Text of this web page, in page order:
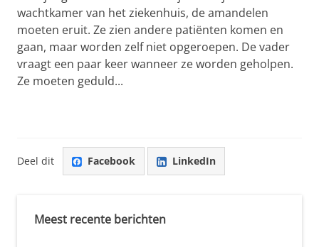
wachtkamer van het ziekenhuis, de amandelen
moeten eruit. Ze zien andere patiënten komen en
gaan, maar worden zelf niet opgeroepen. De vader
vraagt een paar keer wanneer ze worden geholpen.
Ze moeten geduld...
Deel dit Facebook LinkedIn
Meest recente berichten